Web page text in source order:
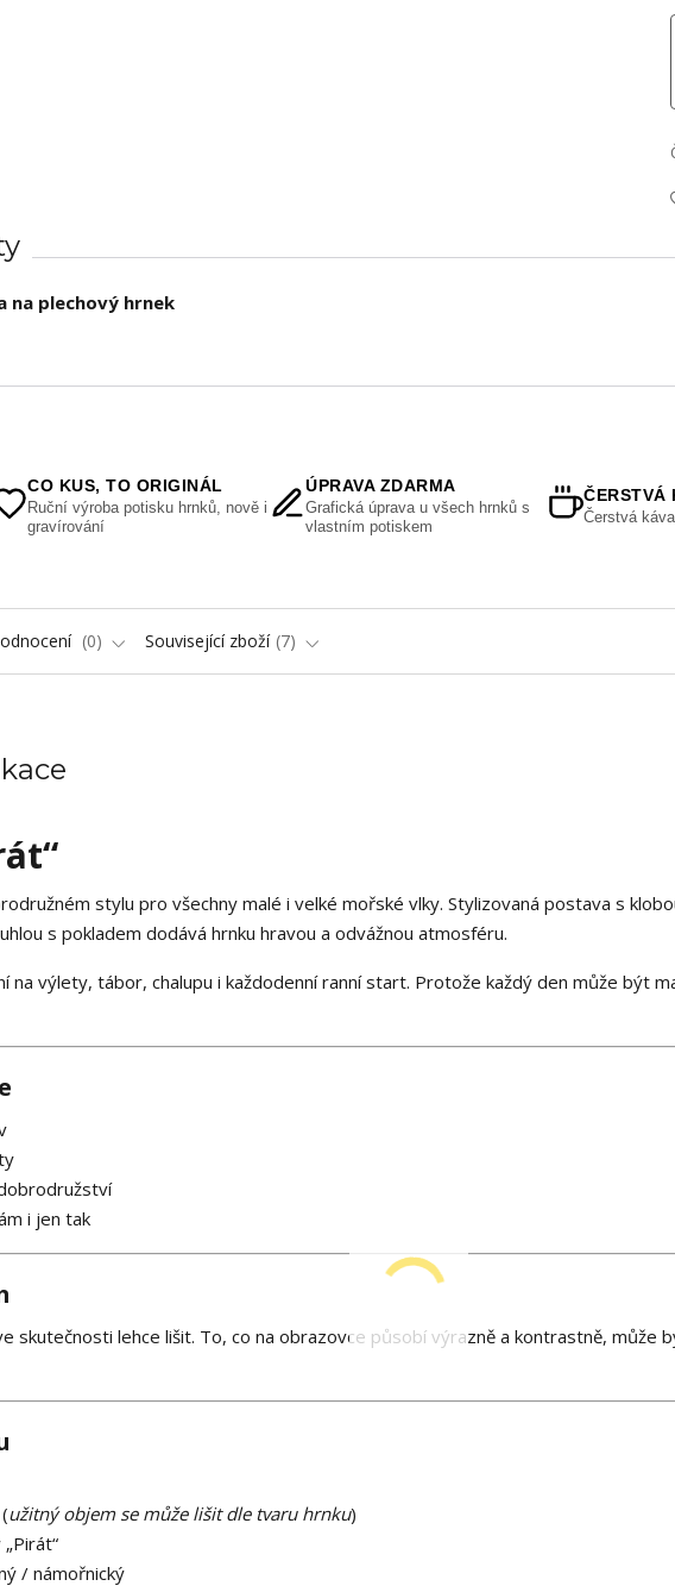
na plechový hrnek
CO KUS, TO ORIGINÁL
Ruční výroba potisku hrnků, nově i
gravírování
ÚPRAVA ZDARMA
Grafická úprava u všech hrnků s
vlastním potiskem
ČERSTVÁ
Čerstvá
0 Související zboží 7
stylu pro všechny malé i velké mořské vlky. Stylizovaná postava s
s pokladem dodává hrnku hravou a odvážnou atmosféru.
na výlety, tábor, chalupu i každodenní ranní start. Protože každý den může být
i jen tak
skutečnosti lehce lišit. To, co na obrazovce působí výrazně a kontrastně, může
užitný objem se může lišit dle tvaru hrnku)
/ námořnický